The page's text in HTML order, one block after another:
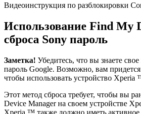
Видеоинструкция по разблокировки
Использование Find My
сброса Sony пароль
Заметка! Убедитесь, что вы знаете
пароль Google. Возможно, вам придется
чтобы использовать устройство Xperia
Этот метод сброса требует, чтобы вы
Device Manager на своем устройстве